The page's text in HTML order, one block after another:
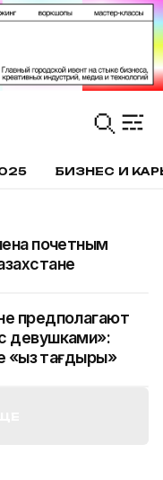
БИЗНЕС И
почетным
предполагают
девушками»:
«Қыз тағдыры»